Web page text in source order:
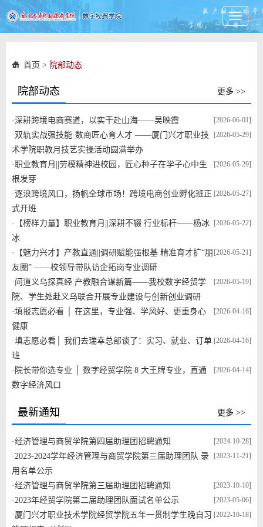
Toggle
首页 > 院部动态
院部动态 更多 >>
[2026-06-01]
·深耕跨境电商赛道，以实干赴山海——吴映霞
[2026-05-29]
· 双轨实战强技能·数商匠心育人才 ——厦门兴才职业技
术学院职教月技艺实操活动圆满举办
[2026-05-29]
·职业教育月||劳模精神进校园，匠心种子在学子心中生
根发芽
[2026-05-27]
·逐浪跨境风口，扬帆全球市场！跨境电商创业孵化班正
式开班
[2026-05-22]
·
【榜样力量】职业教育月||深耕不辍 行业标杆——杨冰
冰
[2026-05-21]
·
【魅力兴才】产教直通||调研赋能强根基 精准育才扩“朋
友圈” ——校领导带队访企拓岗专业调研
[2026-05-19]
· 问道义乌探真经 产教融合谋新篇——我校数字经贸学
院、学生处赴义乌联合开展专业建设与创新创业调研
[2026-04-16]
·填报志愿必看 │ 在这里，专业强、学风好、更重身心
健康
[2026-04-16]
·填志愿必看│ 我们去瑞幸总部谈了：实习、就业、订单
班
[2026-04-14]
· 院长带你选专业 │ 数字经贸学院 8 大王牌专业，直通
数字经济风口
最新通知 更多 >>
[2024-10-28]
·经济管理与商贸学院第四届助理团招聘通知
[2023-11-21]
·2023-2024学年经济管理与商贸学院第三届助理团队 录
用名单公示
[2023-10-10]
·经济管理与商贸学院第三届助理团招聘通知
[2023-05-06]
·2023年经贸学院第二届助理团队面试名单公示
[2022-10-18]
· 厦门兴才职业技术学院经贸学院五年一贯制学生晚自习